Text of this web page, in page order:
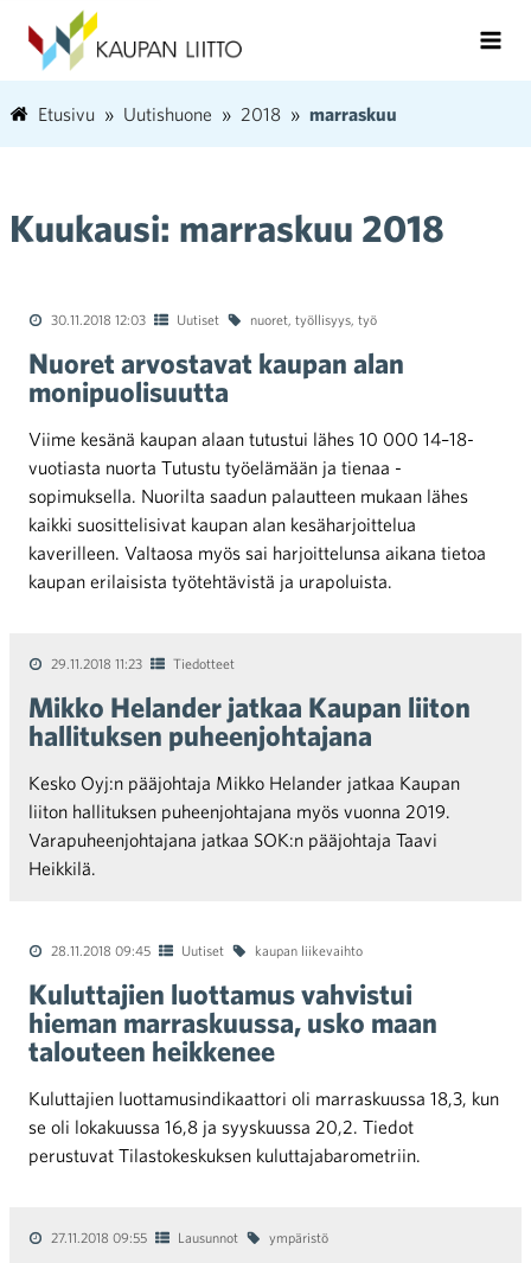
Etusivu Uutishuone 2018 marraskuu
Kuukausi: marraskuu 2018
30.11.2018 12:03 Uutiset nuoret, työllisyys, työ
Nuoret arvostavat kaupan alan
monipuolisuutta
Viime kesänä kaupan alaan tutustui lähes 10 000 14–18-
vuotiasta nuorta Tutustu työelämään ja tienaa -
sopimuksella. Nuorilta saadun palautteen mukaan lähes
kaikki suosittelisivat kaupan alan kesäharjoittelua
kaverilleen. Valtaosa myös sai harjoittelunsa aikana tietoa
kaupan erilaisista työtehtävistä ja urapoluista.
29.11.2018 11:23 Tiedotteet
Mikko Helander jatkaa Kaupan liiton
hallituksen puheenjohtajana
Kesko Oyj:n pääjohtaja Mikko Helander jatkaa Kaupan
liiton hallituksen puheenjohtajana myös vuonna 2019.
Varapuheenjohtajana jatkaa SOK:n pääjohtaja Taavi
Heikkilä.
28.11.2018 09:45 Uutiset kaupan liikevaihto
Kuluttajien luottamus vahvistui
hieman marraskuussa, usko maan
talouteen heikkenee
Kuluttajien luottamusindikaattori oli marraskuussa 18,3, kun
se oli lokakuussa 16,8 ja syyskuussa 20,2. Tiedot
perustuvat Tilastokeskuksen kuluttajabarometriin.
27.11.2018 09:55 Lausunnot ympäristö